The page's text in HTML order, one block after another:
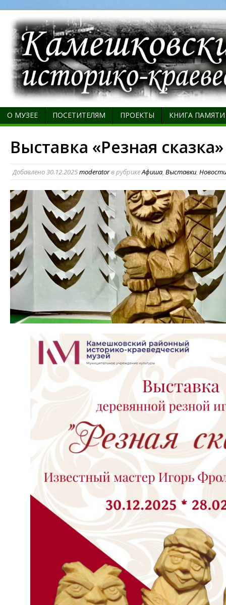
О МУЗЕЕ ПОСЕТИТЕЛЯМ ПРОЕКТЫ КНИГА ПАМЯТИ
Выставка «Резная сказка»
Добавлено30.12.2025moderatorв рубрикеАфиша, Выставки, Новости